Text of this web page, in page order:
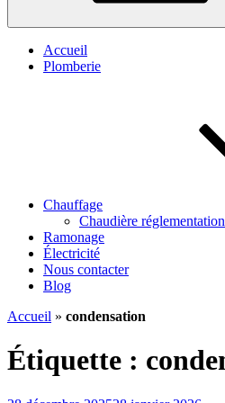
Accueil
Plomberie
Chauffage
Chaudière réglementation
Ramonage
Électricité
Nous contacter
Blog
Accueil » condensation
Étiquette :